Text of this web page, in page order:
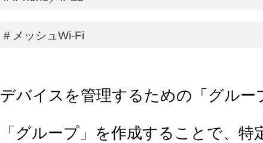
# メッシュWi-Fi
デバイスを管理するための「グルー
「グループ」を作成することで、